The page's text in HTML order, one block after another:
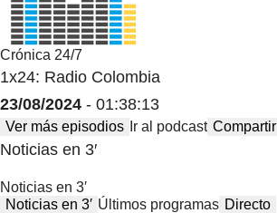
Crónica 24/7
1x24: Radio Colombia
23/08/2024 - 01:38:13
Ver más episodios Ir al podcast Compartir
Noticias en 3′
Noticias en 3′
Noticias en 3′ Últimos programas Directo